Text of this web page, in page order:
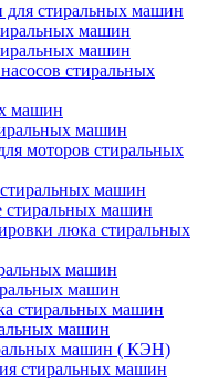
для стиральных машин
машин
машин
стиральных
машин
машин
моторов стиральных
машин
машин
люка стиральных
машин
машин
стиральных машин
машин
машин ( КЭН)
стиральных машин